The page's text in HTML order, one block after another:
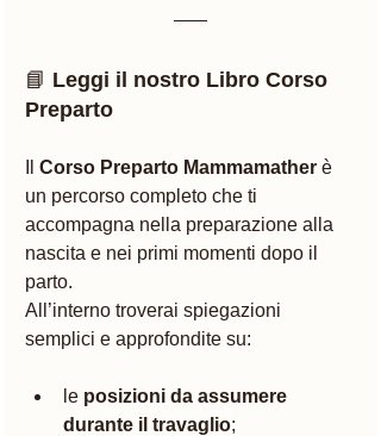
📘 Leggi il nostro Libro Corso
Preparto
Corso Preparto Mammamather è
un percorso completo che ti
accompagna nella preparazione alla
nascita e nei primi momenti dopo il
parto.
All’interno troverai spiegazioni
semplici e approfondite su:
le posizioni da assumere
durante il travaglio;